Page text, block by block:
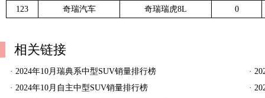
123
奇瑞汽车 奇瑞瑞虎8L 0
相关链接
· 2024年10月瑞典系中型SUV销量排行榜 ·
· 2024年10月自主中型SUV销量排行榜 ·